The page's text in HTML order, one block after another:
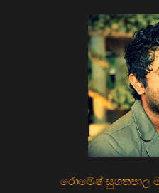
රොමේෂ් සුගතපාල